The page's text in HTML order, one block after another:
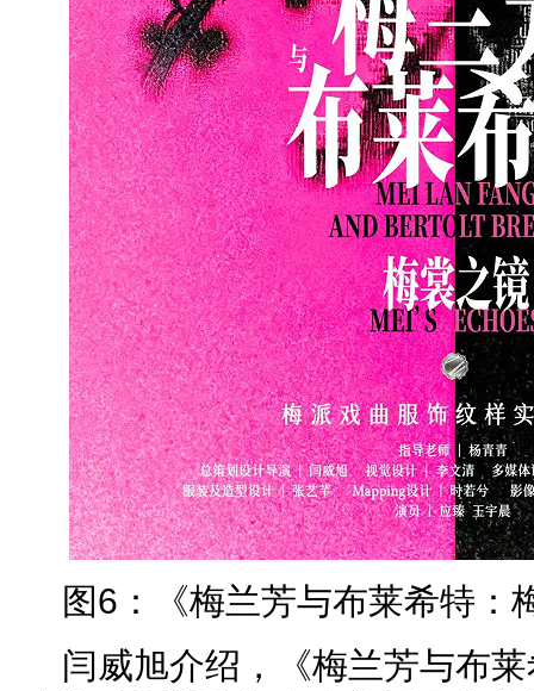
图6：《梅兰芳与布莱希特：
闫威旭介绍，《梅兰芳与布